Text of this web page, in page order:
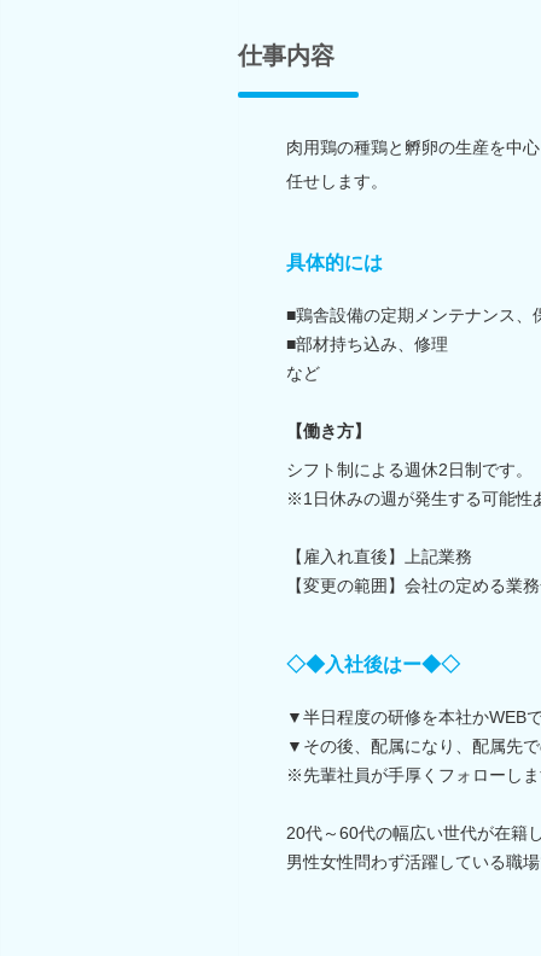
仕事内容
肉用鶏の種鶏と孵卵の生産を中
任せします。
具体的には
■鶏舎設備の定期メンテナンス、
■部材持ち込み、修理
など
【働き方】
シフト制による週休2日制です。
※1日休みの週が発生する可能性
【雇入れ直後】上記業務
【変更の範囲】会社の定める業
◇◆入社後はー◆◇
▼半日程度の研修を本社かWEB
▼その後、配属になり、配属先
※先輩社員が手厚くフォローし
20代～60代の幅広い世代が在籍
男性女性問わず活躍している職